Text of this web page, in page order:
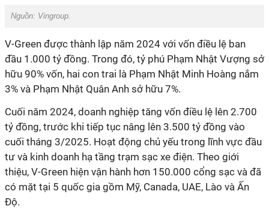
Nguồn: Vingroup.
V-Green được thành lập năm 2024 với vốn điều lệ ban
đầu 1.000 tỷ đồng. Trong đó, tỷ phú Phạm Nhật Vượng sở
hữu 90% vốn, hai con trai là Phạm Nhật Minh Hoàng nắm
3% và Phạm Nhật Quân Anh sở hữu 7%.
Cuối năm 2024, doanh nghiệp tăng vốn điều lệ lên 2.700
tỷ đồng, trước khi tiếp tục nâng lên 3.500 tỷ đồng vào
cuối tháng 3/2025. Hoạt động chủ yếu trong lĩnh vực đầu
tư và kinh doanh hạ tầng trạm sạc xe điện. Theo giới
thiệu, V-Green hiện vận hành hơn 150.000 cổng sạc và đã
có mặt tại 5 quốc gia gồm Mỹ, Canada, UAE, Lào và Ấn
Độ.